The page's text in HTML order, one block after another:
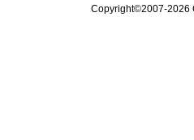
Copyright©2007-2026